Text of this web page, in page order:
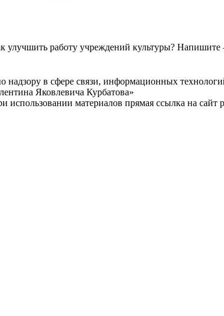
работу учреждений культуры?
в сфере связи, информационных
Яковлевича Курбатова»
использовании материалов прямая ссылка на сайт